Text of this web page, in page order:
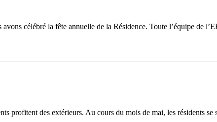
célébré la fête annuelle de la Résidence. Toute l’équipe de
profitent des extérieurs. Au cours du mois de mai, les résidents